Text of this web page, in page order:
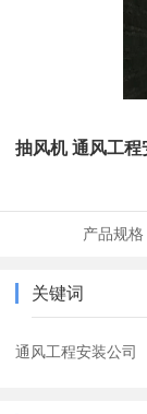
抽风机 通风工程
产品规格
关键词
通风工程安装公司